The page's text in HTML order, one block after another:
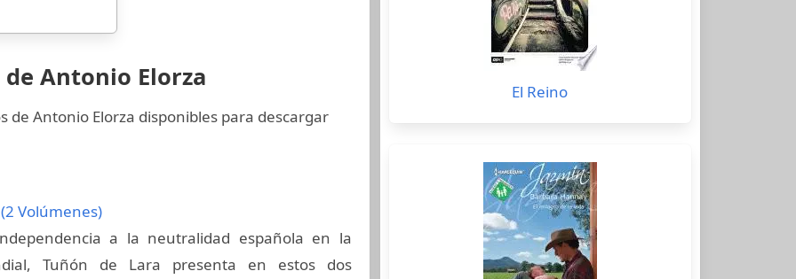
Antonio Elorza
Antonio Elorza disponibles para descargar
Volúmenes)
a la neutralidad española en la
Tuñón de Lara presenta en estos dos
El Reino